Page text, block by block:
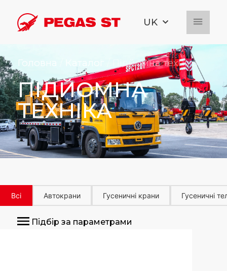
UK
Головна Каталог / Підйомна техніка
ПІДЙОМНА
ТЕХНІКА
Всі Автокрани Гусеничні крани Гусеничні
Підбір за параметрами